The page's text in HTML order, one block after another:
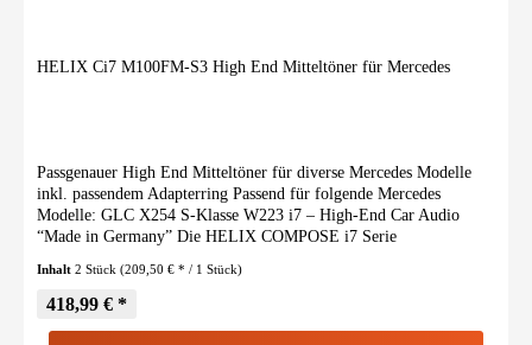
HELIX Ci7 M100FM-S3 High End Mitteltöner für Mercedes
Passgenauer High End Mitteltöner für diverse Mercedes Modelle
inkl. passendem Adapterring Passend für folgende Mercedes
Modelle: GLC X254 S-Klasse W223 i7 – High-End Car Audio
“Made in Germany” Die HELIX COMPOSE i7 Serie
Inhalt 2 Stück (209,50 € * / 1 Stück)
418,99 € *